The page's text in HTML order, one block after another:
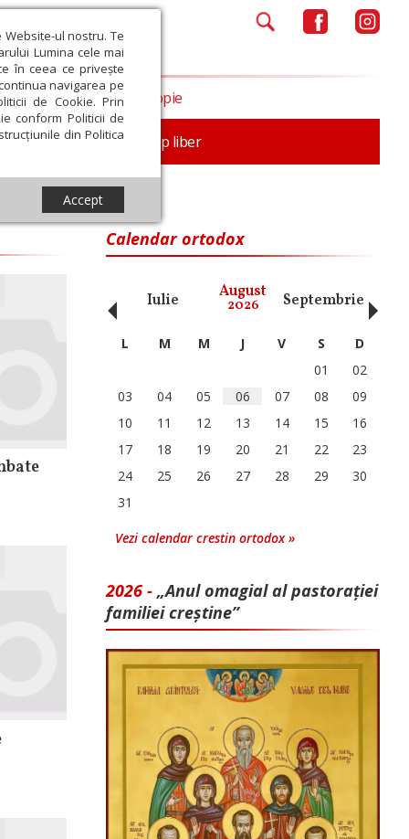
ul nostru. Te
Lumina cele mai
în ceea ce privește
navigarea pe
de Cookie. Prin
conform Politicii de
din Politica
Accept
Familie Timp liber
Opinii Filantropie
Calendar ortodox
Iulie August
2026 Septembrie
‹ L M M J V S
D
01
02
03
04 05 06 07 08
09
10
11 12 13 14 15
16
17
18 19 20 21 22
23
24
25 26 27 28 29
30
31
Vezi calendar crestin ortodox »
2026 - „Anul omagial al pastorației
familiei creștine”